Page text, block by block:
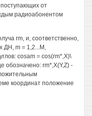
поступающих от
радиоабонентом
rm, и, соответственно,
ДН, m = 1,2...М,
cosam = cos(rm*,X)\
обозначено: rm*,X(Y,Z) -
координат положение